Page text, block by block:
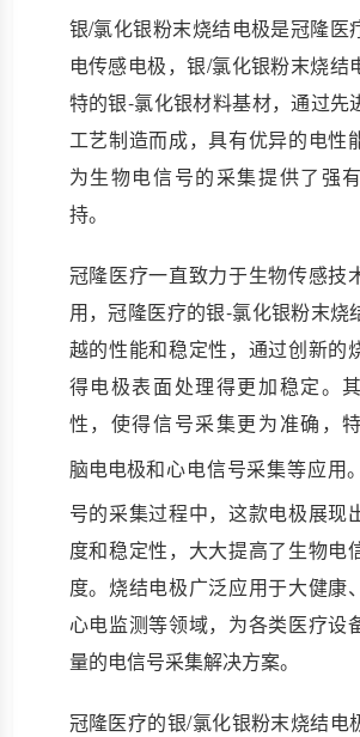
银/氯化银粉末烧结电极是冠隆医
电传感电极，银/氯化银粉末烧结
特的银-氯化银材料基材，通过先
工艺制造而成，具有优异的电性
为生物电信号的采集提供了强
持。
冠隆医疗一直致力于生物传感技
用，冠隆医疗的银-氯化银粉末烧
越的性能和稳定性，通过创新的
得电极表面处理得更加稳定。
性，使得信号采集更为准确，
脑电电极和心电信号采集等应用
号的采集过程中，这款电极展现
度和稳定性，大大提高了生物电
度。烧结电极广泛应用于大健康
心电监测等领域，为各类医疗设
量的电信号采集解决方案。
冠隆医疗的银/氯化银粉末烧结电